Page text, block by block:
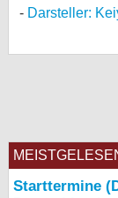
Darsteller:
Starttermine